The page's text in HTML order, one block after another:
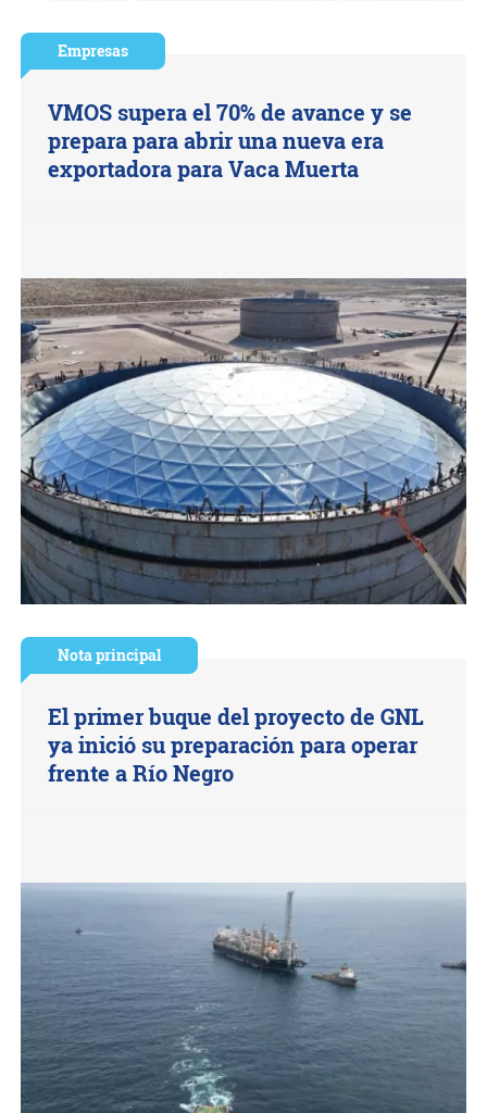
Empresas
VMOS supera el 70% de avance y se
prepara para abrir una nueva era
exportadora para Vaca Muerta
Nota principal
El primer buque del proyecto de GNL
ya inició su preparación para operar
frente a Río Negro